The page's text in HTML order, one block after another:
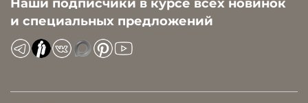
и специальных предложений